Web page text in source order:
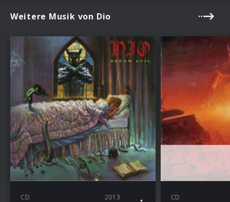
Weitere Musik von Dio
CD 2013 CD